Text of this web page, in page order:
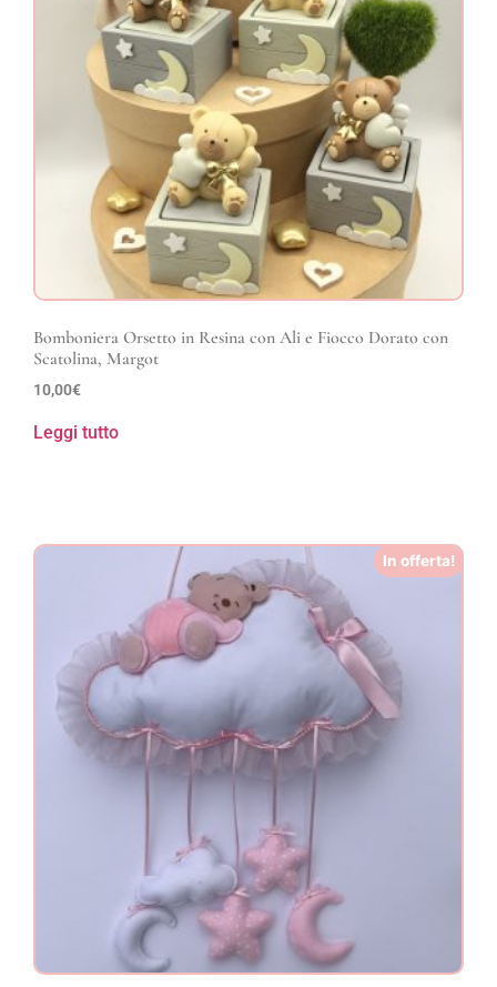
Bomboniera Orsetto in Resina con Ali e Fiocco Dorato con
Scatolina, Margot
10,00€
Leggi tutto
In offerta!